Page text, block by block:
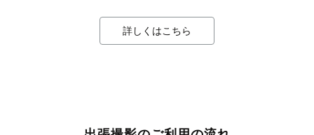
詳しくはこちら